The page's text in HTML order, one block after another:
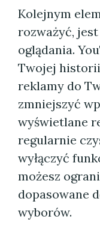
Kolejnym
rozważyć,
oglądania.
Twojej
reklamy do
zmniejszyć
wyświetlane
regularnie
wyłączyć
możesz
dopasowane
wyborów.